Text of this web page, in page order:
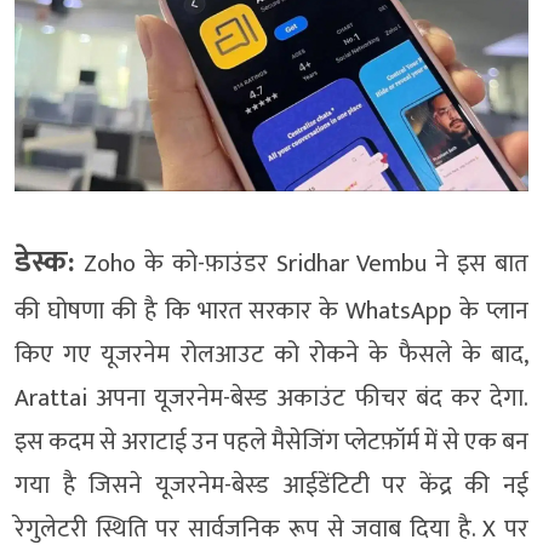
डेस्क: Zoho के को-फ़ाउंडर Sridhar Vembu ने इस बात
की घोषणा की है कि भारत सरकार के WhatsApp के प्लान
किए गए यूजरनेम रोलआउट को रोकने के फैसले के बाद,
Arattai अपना यूजरनेम-बेस्ड अकाउंट फीचर बंद कर देगा.
इस कदम से अराटाई उन पहले मैसेजिंग प्लेटफ़ॉर्म में से एक बन
गया है जिसने यूजरनेम-बेस्ड आईडेंटिटी पर केंद्र की नई
रेगुलेटरी स्थिति पर सार्वजनिक रूप से जवाब दिया है. X पर